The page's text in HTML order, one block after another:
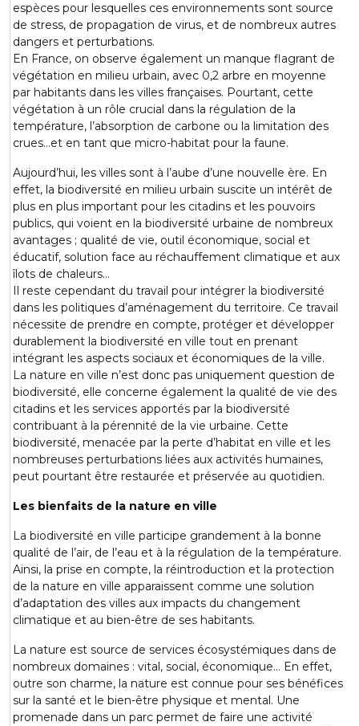
espèces pour lesquelles ces environnements sont source
de stress, de propagation de virus, et de nombreux autres
dangers et perturbations.
En France, on observe également un manque flagrant de
végétation en milieu urbain, avec 0,2 arbre en moyenne
par habitants dans les villes françaises. Pourtant, cette
végétation à un rôle crucial dans la régulation de la
température, l’absorption de carbone ou la limitation des
crues...et en tant que micro-habitat pour la faune.
Aujourd’hui, les villes sont à l’aube d’une nouvelle ère. En
effet, la biodiversité en milieu urbain suscite un intérêt de
plus en plus important pour les citadins et les pouvoirs
publics, qui voient en la biodiversité urbaine de nombreux
avantages ; qualité de vie, outil économique, social et
éducatif, solution face au réchauffement climatique et aux
îlots de chaleurs…
Il reste cependant du travail pour intégrer la biodiversité
dans les politiques d’aménagement du territoire. Ce travail
nécessite de prendre en compte, protéger et développer
durablement la biodiversité en ville tout en prenant
intégrant les aspects sociaux et économiques de la ville.
La nature en ville n’est donc pas uniquement question de
biodiversité, elle concerne également la qualité de vie des
citadins et les services apportés par la biodiversité
contribuant à la pérennité de la vie urbaine. Cette
biodiversité, menacée par la perte d’habitat en ville et les
nombreuses perturbations liées aux activités humaines,
peut pourtant être restaurée et préservée au quotidien.
Les bienfaits de la nature en ville
La biodiversité en ville participe grandement à la bonne
qualité de l’air, de l’eau et à la régulation de la température.
Ainsi, la prise en compte, la réintroduction et la protection
de la nature en ville apparaissent comme une solution
d’adaptation des villes aux impacts du changement
climatique et au bien-être de ses habitants.
La nature est source de services écosystémiques dans de
nombreux domaines : vital, social, économique… En effet,
outre son charme, la nature est connue pour ses bénéfices
sur la santé et le bien-être physique et mental. Une
promenade dans un parc permet de faire une activité